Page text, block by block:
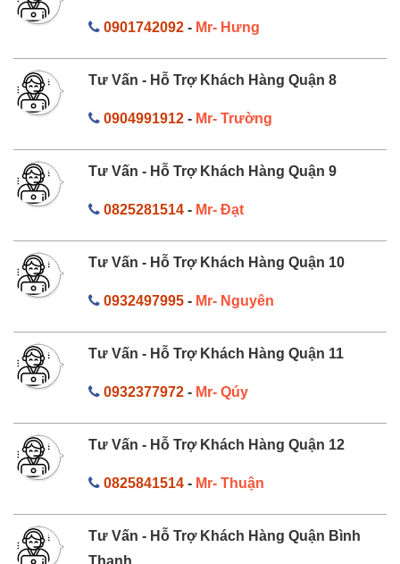
0901742092- Mr- Hưng
Tư Vấn - Hỗ Trợ Khách Hàng Quận 8
0904991912- Mr- Trường
Tư Vấn - Hỗ Trợ Khách Hàng Quận 9
0825281514- Mr- Đạt
Tư Vấn - Hỗ Trợ Khách Hàng Quận 10
0932497995- Mr- Nguyên
Tư Vấn - Hỗ Trợ Khách Hàng Quận 11
0932377972- Mr- Qúy
Tư Vấn - Hỗ Trợ Khách Hàng Quận 12
0825841514- Mr- Thuận
Tư Vấn - Hỗ Trợ Khách Hàng Quận Bình
Thạnh